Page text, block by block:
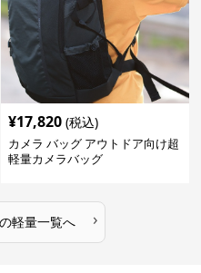
¥17,820 (税込)
カメラ バッグ アウトドア向け超
軽量カメラバッグ
軽量一覧へ ›